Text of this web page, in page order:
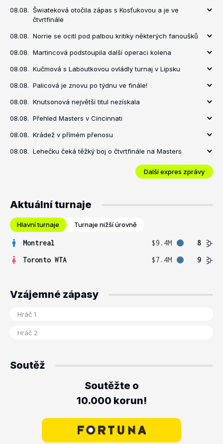
08.08. Šwiateková otočila zápas s Kosťukovou a je ve
čtvrtfinále
08.08. Norrie se ocitl pod palbou kritiky některých fanoušků
08.08. Martincová podstoupila další operaci kolena
08.08. Kučmová s Laboutkovou ovládly turnaj v Lipsku
08.08. Palicová je znovu po týdnu ve finále!
08.08. Knutsonová největší titul nezískala
08.08. Přehled Masters v Cincinnati
08.08. Krádež v přímém přenosu
08.08. Lehečku čeká těžký boj o čtvrtfinále na Masters
Další expres zprávy
Aktuální turnaje
Hlavní turnaje Turnaje nižší úrovně
Montreal $9.4M
8
Toronto WTA
$7.4M 9
Vzájemné zápasy
Soutěž
Soutěžte o
10.000 korun!